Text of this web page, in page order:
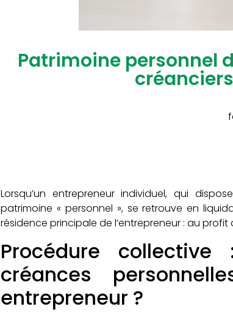
Patrimoine personnel
Lorsqu’un entrepreneur individuel, qui
patrimoine « personnel », se retrouve en
résidence principale de l’entrepreneur : au profit
Procédure
créances
entrepreneur ?